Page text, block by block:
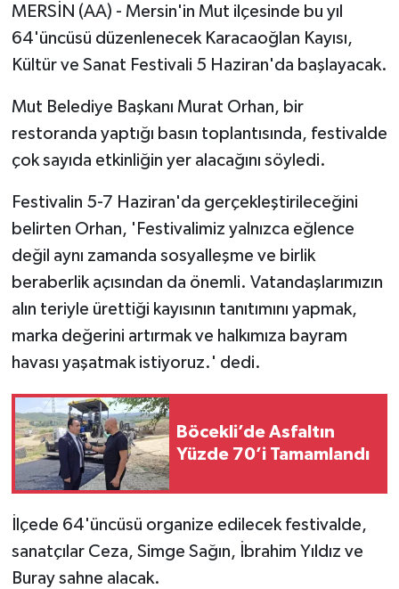
MERSİN (AA) - Mersin'in Mut ilçesinde bu yıl
64'üncüsü düzenlenecek Karacaoğlan Kayısı,
Kültür ve Sanat Festivali 5 Haziran'da başlayacak.
Mut Belediye Başkanı Murat Orhan, bir
restoranda yaptığı basın toplantısında, festivalde
çok sayıda etkinliğin yer alacağını söyledi.
Festivalin 5-7 Haziran'da gerçekleştirileceğini
belirten Orhan, 'Festivalimiz yalnızca eğlence
değil aynı zamanda sosyalleşme ve birlik
beraberlik açısından da önemli. Vatandaşlarımızın
alın teriyle ürettiği kayısının tanıtımını yapmak,
marka değerini artırmak ve halkımıza bayram
havası yaşatmak istiyoruz.' dedi.
Böcekli’de Asfaltın
Yüzde 70’i Tamamlandı
İlçede 64'üncüsü organize edilecek festivalde,
sanatçılar Ceza, Simge Sağın, İbrahim Yıldız ve
Buray sahne alacak.